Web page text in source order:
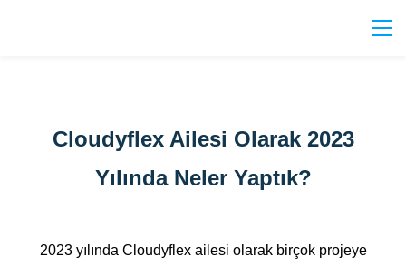
Cloudyflex Ailesi Olarak 2023
Yılında Neler Yaptık?
2023 yılında Cloudyflex ailesi olarak birçok projeye